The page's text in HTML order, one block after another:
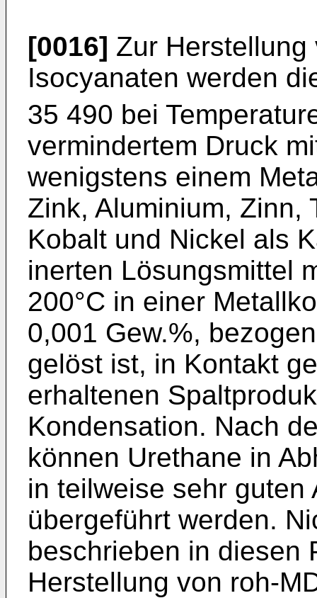
[0016] Zur
Isocyanaten werden
35 490 bei
vermindertem Druck
wenigstens einem
Zink, Aluminium, Zinn,
Kobalt und Nickel als
inerten Lösungsmittel
200°C in einer
0,001 Gew.%,
gelöst ist, in Kontakt
erhaltenen
Kondensation. Nach
können Urethane in
in teilweise sehr
übergeführt werden.
beschrieben in diesen
Herstellung von roh-